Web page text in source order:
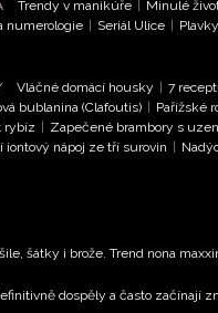
dostávat i další zajímavé
Zásad ochrany
toto pole.
Trendy v manikúře Minulé
numerologie | Seriál Ulice |
Vláčné domácí housky | 7
bublanina (Clafoutis) | Pařížské
rybíz | Zapečené brambory s
iontový nápoj ze tří surovin |
šátky i brože. Trend nona
dospěly a často začínají